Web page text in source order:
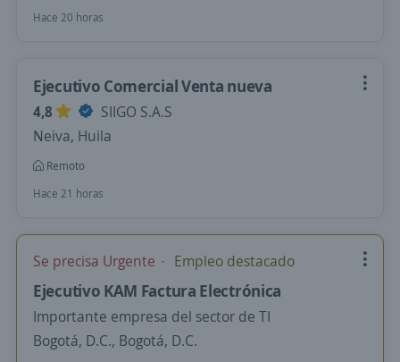
Hace 20 horas
Ejecutivo Comercial Venta nueva
4,8
SIIGO S.A.S
Neiva, Huila
Remoto
Hace 21 horas
Se precisa Urgente Empleo destacado
Ejecutivo KAM Factura Electrónica
Importante empresa del sector de TI
Bogotá, D.C., Bogotá, D.C.